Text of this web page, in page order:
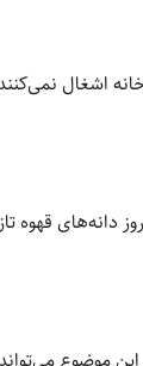
اشغال
قهوه